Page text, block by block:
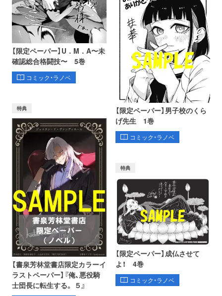
【限定ペーパー】U．M．A〜未
確認総合格闘技〜 5巻
コミック・ラノベ
【限定ペーパー】男子校のくら
げ先生 1巻
コミック・ラノベ
特典
【書泉芳林堂書店限定カラーイ
ラストペーパー】『俺、悪役騎
士団長に転生する。 ５』
特典
【限定ペーパー】成仏させて
よ！ 4巻
コミック・ラノベ